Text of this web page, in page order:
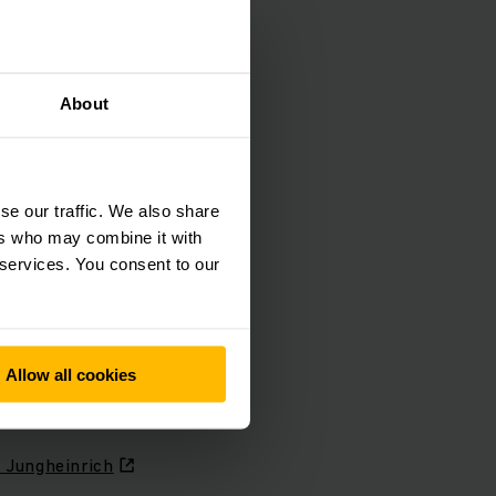
About
our traffic. We also share
who may combine it with
You consent to our
Allow all cookies
Nadine Despineux
de 15 de julho
da
pelas áreas de
Augsburg como
da
globais, pelo
Jungheinrich